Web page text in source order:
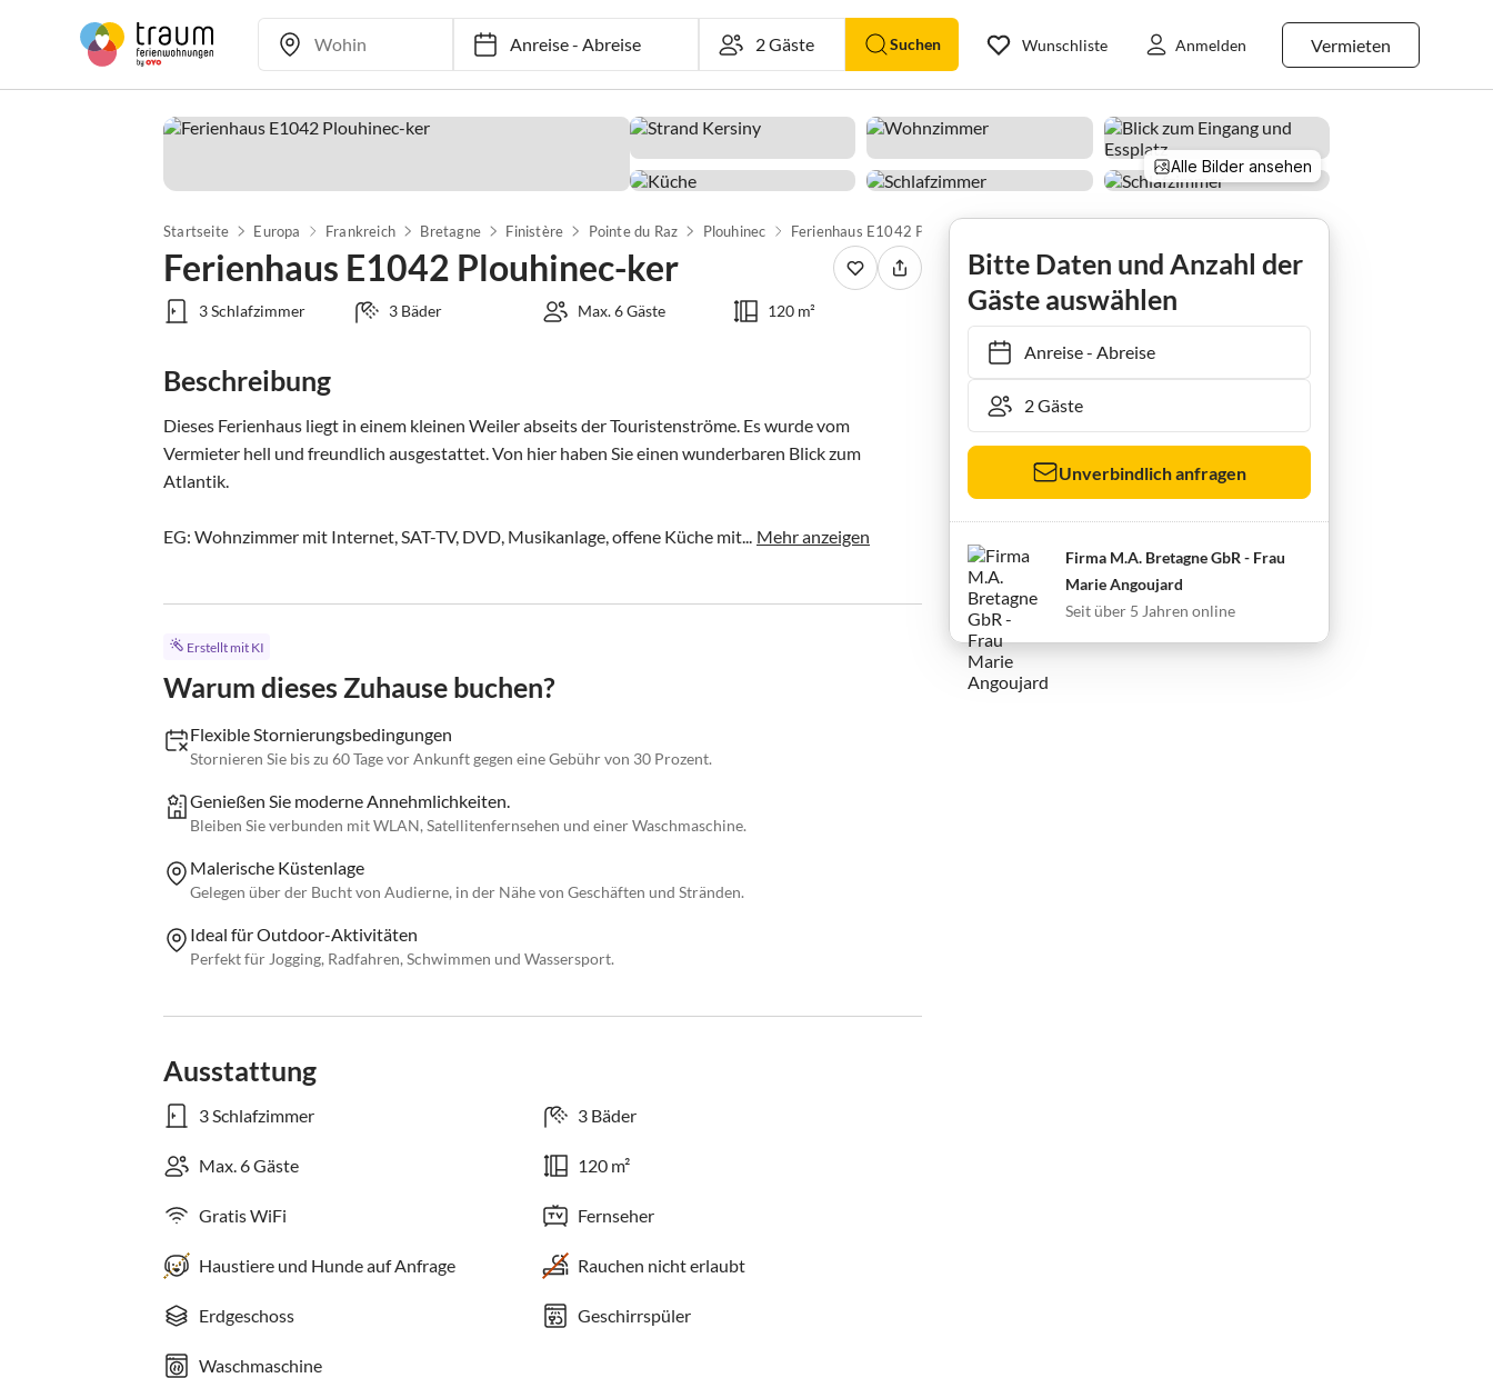
Anreise-Abreise Suchen Vermieten
Wunschliste Anmelden
Alle Bilder ansehen
Startseite Europa Frankreich Bretagne Finistère Pointe du Raz Plouhinec Ferienhaus E1042 Plouhinec-ker
Ferienhaus E1042 Plouhinec-ker
3 Schlafzimmer 3 Bäder Max. 6 Gäste 120 m²
Beschreibung
Dieses Ferienhaus liegt in einem kleinen Weiler abseits der Touristenströme. Es wurde vom
Vermieter hell und freundlich ausgestattet. Von hier haben Sie einen wunderbaren Blick zum
Atlantik.
EG: Wohnzimmer mit Internet, SAT-TV, DVD, Musikanlage, offene Küche mit... Mehr anzeigen
Erstellt mit KI
Warum dieses Zuhause buchen?
Flexible Stornierungsbedingungen
Stornieren Sie bis zu 60 Tage vor Ankunft gegen eine Gebühr von 30 Prozent.
Genießen Sie moderne Annehmlichkeiten.
Bleiben Sie verbunden mit WLAN, Satellitenfernsehen und einer Waschmaschine.
Malerische Küstenlage
Gelegen über der Bucht von Audierne, in der Nähe von Geschäften und Stränden.
Ideal für Outdoor-Aktivitäten
Perfekt für Jogging, Radfahren, Schwimmen und Wassersport.
Ausstattung
3 Schlafzimmer 3 Bäder
Max. 6 Gäste 120 m²
Gratis WiFi Fernseher
Haustiere und Hunde auf Anfrage Rauchen nicht erlaubt
Erdgeschoss Geschirrspüler
Waschmaschine
Bitte Daten und Anzahl der
Gäste auswählen
Anreise- Abreise
Unverbindlich anfragen
Firma M.A. Bretagne GbR - Frau
Marie Angoujard
Seit über 5 Jahren online